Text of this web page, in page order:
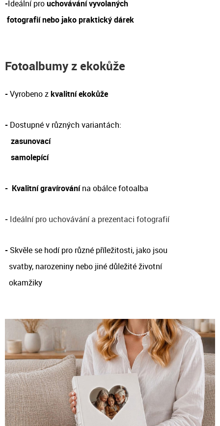
-Ideální prouchovávání vyvolaných
fotografií nebo jako praktický dárek
Fotoalbumy z ekokůže
-Vyrobeno zkvalitní ekokůže
- Dostupné v různých variantách:
zasunovací
samolepící
- Kvalitní gravírovánína obálce fotoalba
- Ideální pro uchovávání a prezentaci fotografií
- Skvěle se hodí pro různé příležitosti, jako jsou
svatby, narozeniny nebo jiné důležité životní
okamžiky